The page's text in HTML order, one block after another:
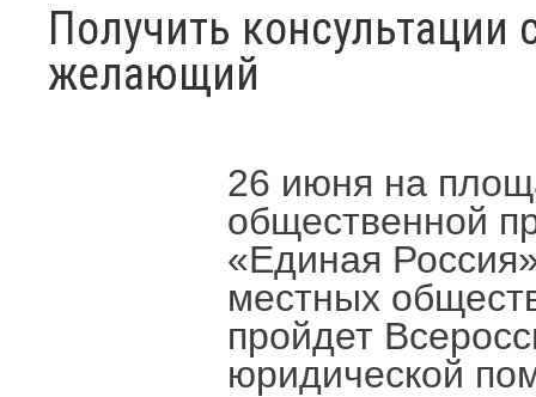
Получить
желающий
26 июня на
общественной
«Единая
местных
пройдет
юридической